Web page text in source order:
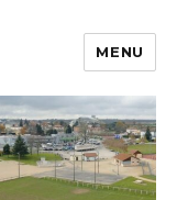
MENU